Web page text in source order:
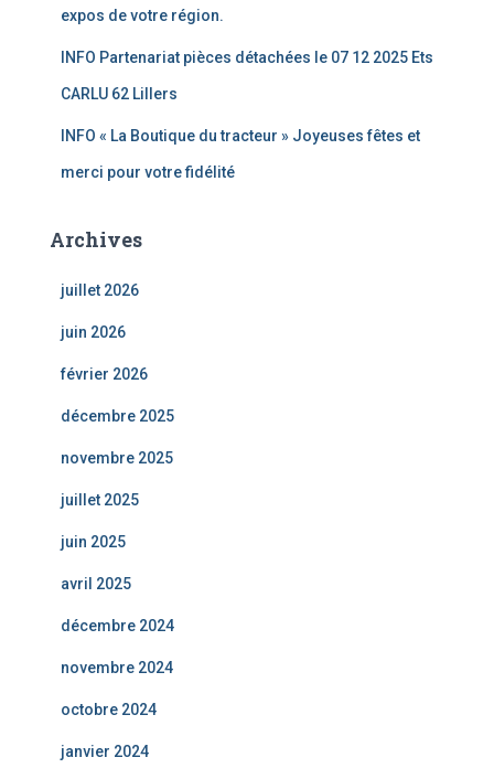
expos de votre région.
INFO Partenariat pièces détachées le 07 12 2025 Ets
CARLU 62 Lillers
INFO « La Boutique du tracteur » Joyeuses fêtes et
merci pour votre fidélité
Archives
juillet 2026
juin 2026
février 2026
décembre 2025
novembre 2025
juillet 2025
juin 2025
avril 2025
décembre 2024
novembre 2024
octobre 2024
janvier 2024